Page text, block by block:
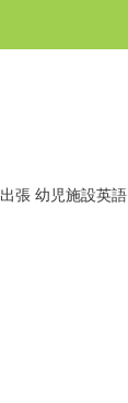
出張 幼児施設英語